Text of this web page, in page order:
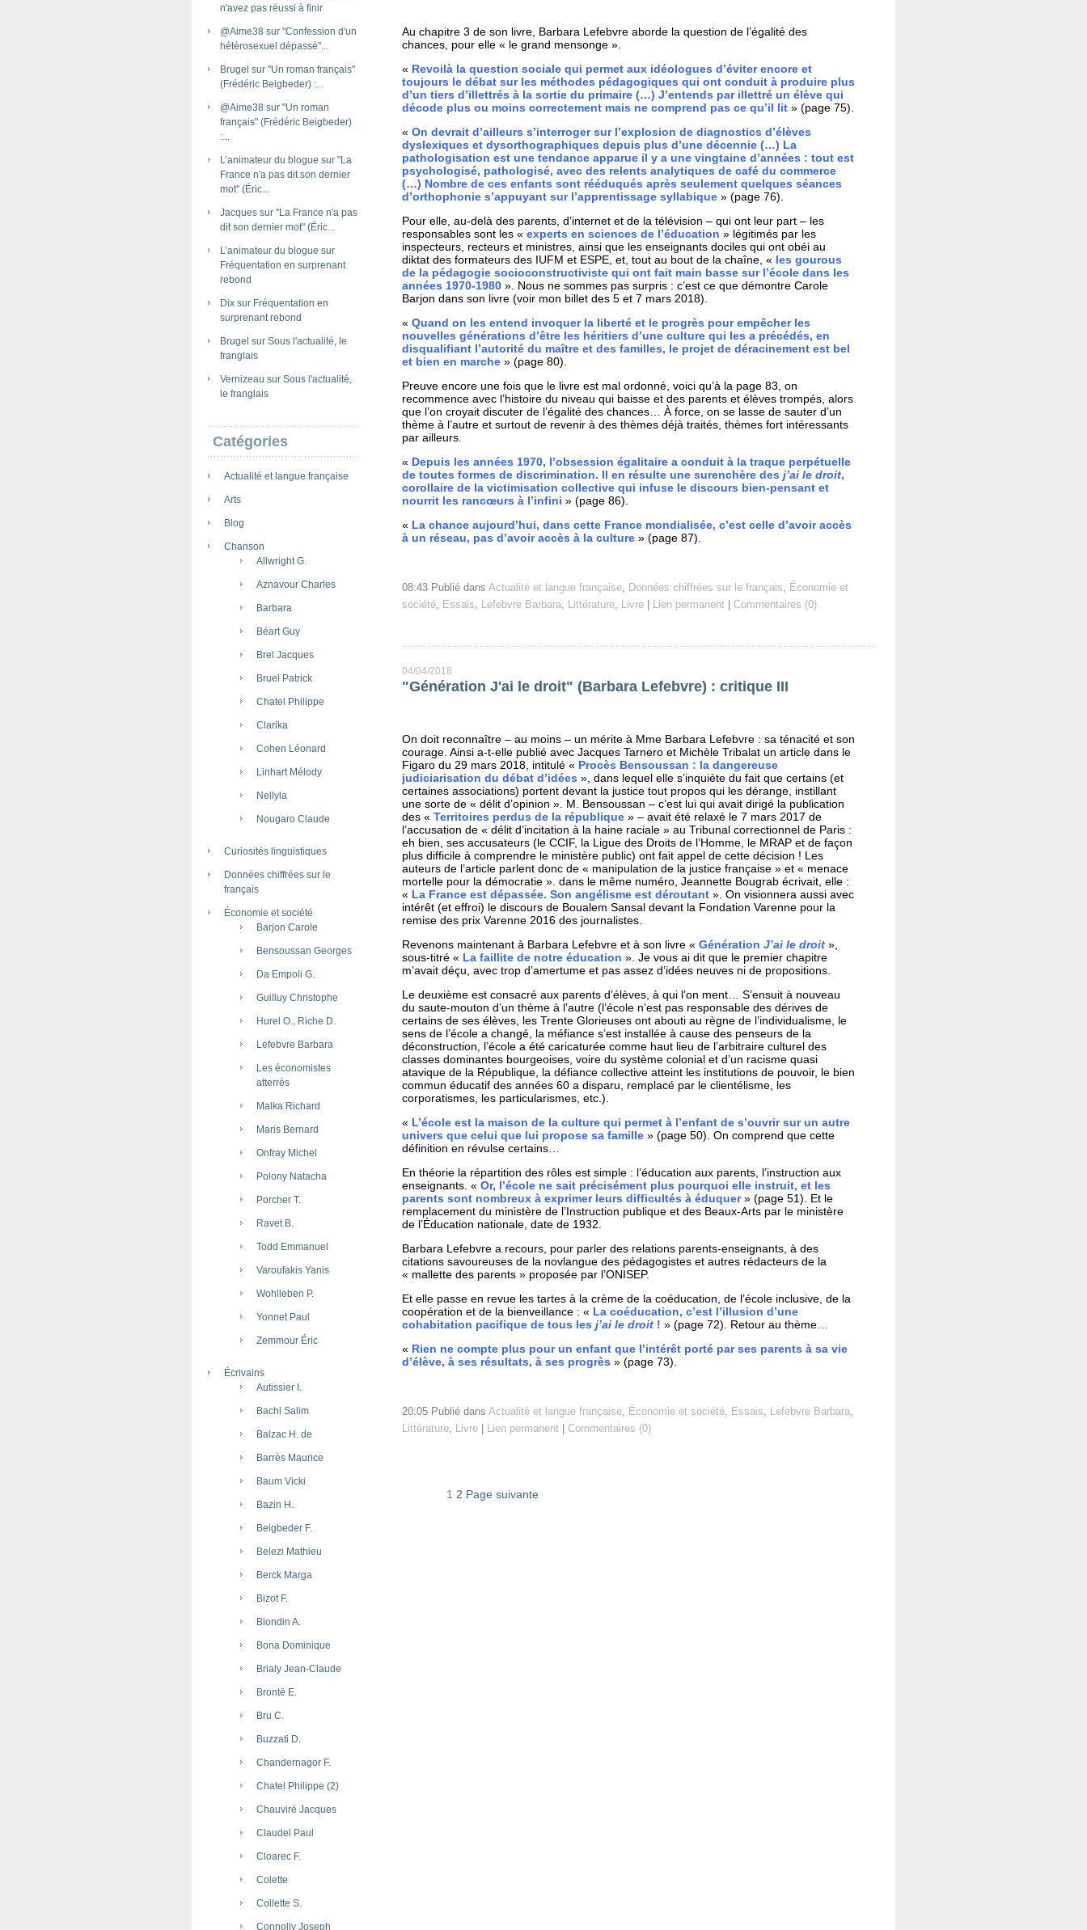
n'avez pas réussi à finir
@Aime38 sur "Confession d'un
hétérosexuel dépassé"...
Brugel sur "Un roman français"
(Frédéric Beigbeder) :...
@Aime38 sur "Un roman
français" (Frédéric Beigbeder)
:...
L’animateur du blogue sur "La
France n'a pas dit son dernier
mot" (Éric...
Jacques sur "La France n'a pas
dit son dernier mot" (Éric...
L’animateur du blogue sur
Fréquentation en surprenant
rebond
Dix sur Fréquentation en
surprenant rebond
Brugel sur Sous l'actualité, le
franglais
Vernizeau sur Sous l'actualité,
le franglais
Catégories
Actualité et langue française
Arts
Blog
Chanson
Allwright G.
Aznavour Charles
Barbara
Béart Guy
Brel Jacques
Bruel Patrick
Chatel Philippe
Clarika
Cohen Léonard
Linhart Mélody
Nellyla
Nougaro Claude
Curiosités linguistiques
Données chiffrées sur le
français
Économie et société
Barjon Carole
Bensoussan Georges
Da Empoli G.
Guilluy Christophe
Hurel O., Riche D.
Lefebvre Barbara
Les économistes
atterrés
Malka Richard
Maris Bernard
Onfray Michel
Polony Natacha
Porcher T.
Ravet B.
Todd Emmanuel
Varoufakis Yanis
Wohlleben P.
Yonnet Paul
Zemmour Éric
Écrivains
Autissier I.
Bachi Salim
Balzac H. de
Barrès Maurice
Baum Vicki
Bazin H.
Beigbeder F.
Belezi Mathieu
Berck Marga
Bizot F.
Blondin A.
Bona Dominique
Brialy Jean-Claude
Brontë E.
Bru C.
Buzzati D.
Chandernagor F.
Chatel Philippe (2)
Chauviré Jacques
Claudel Paul
Cloarec F.
Colette
Collette S.
Connolly Joseph
Au chapitre 3 de son livre, Barbara Lefebvre aborde la question de l’égalité des
chances, pour elle « le grand mensonge ».
« Revoilà la question sociale qui permet aux idéologues d’éviter encore et
toujours le débat sur les méthodes pédagogiques qui ont conduit à produire plus
d’un tiers d’illettrés à la sortie du primaire (…) J’entends par illettré un élève qui
décode plus ou moins correctement mais ne comprend pas ce qu’il lit » (page 75).
« On devrait d’ailleurs s’interroger sur l’explosion de diagnostics d’élèves
dyslexiques et dysorthographiques depuis plus d’une décennie (…) La
pathologisation est une tendance apparue il y a une vingtaine d’années : tout est
psychologisé, pathologisé, avec des relents analytiques de café du commerce
(…) Nombre de ces enfants sont rééduqués après seulement quelques séances
d’orthophonie s’appuyant sur l’apprentissage syllabique » (page 76).
Pour elle, au-delà des parents, d’internet et de la télévision – qui ont leur part – les
responsables sont les « experts en sciences de l’éducation » légitimés par les
inspecteurs, recteurs et ministres, ainsi que les enseignants dociles qui ont obéi au
diktat des formateurs des IUFM et ESPE, et, tout au bout de la chaîne, « les gourous
de la pédagogie socioconstructiviste qui ont fait main basse sur l’école dans les
années 1970-1980 ». Nous ne sommes pas surpris : c’est ce que démontre Carole
Barjon dans son livre (voir mon billet des 5 et 7 mars 2018).
« Quand on les entend invoquer la liberté et le progrès pour empêcher les
nouvelles générations d’être les héritiers d’une culture qui les a précédés, en
disqualifiant l’autorité du maître et des familles, le projet de déracinement est bel
et bien en marche » (page 80).
Preuve encore une fois que le livre est mal ordonné, voici qu’à la page 83, on
recommence avec l’histoire du niveau qui baisse et des parents et élèves trompés, alors
que l’on croyait discuter de l’égalité des chances… À force, on se lasse de sauter d’un
thème à l’autre et surtout de revenir à des thèmes déjà traités, thèmes fort intéressants
par ailleurs.
« Depuis les années 1970, l’obsession égalitaire a conduit à la traque perpétuelle
de toutes formes de discrimination. Il en résulte une surenchère des j’ai le droit,
corollaire de la victimisation collective qui infuse le discours bien-pensant et
nourrit les rancœurs à l’infini » (page 86).
« La chance aujourd’hui, dans cette France mondialisée, c’est celle d’avoir accès
à un réseau, pas d’avoir accès à la culture » (page 87).
08:43 Publié dans Actualité et langue française, Données chiffrées sur le français, Économie et
société, Essais, Lefebvre Barbara, Littérature, Livre Lien permanent Commentaires (0)
04/04/2018
"Génération J'ai le droit" (Barbara Lefebvre) : critique III
On doit reconnaître – au moins – un mérite à Mme Barbara Lefebvre : sa ténacité et son
courage. Ainsi a-t-elle publié avec Jacques Tarnero et Michèle Tribalat un article dans le
Figaro du 29 mars 2018, intitulé « Procès Bensoussan : la dangereuse
judiciarisation du débat d’idées », dans lequel elle s’inquiète du fait que certains (et
certaines associations) portent devant la justice tout propos qui les dérange, instillant
une sorte de « délit d’opinion ». M. Bensoussan – c’est lui qui avait dirigé la publication
des « Territoires perdus de la république » – avait été relaxé le 7 mars 2017 de
l’accusation de « délit d’incitation à la haine raciale » au Tribunal correctionnel de Paris :
eh bien, ses accusateurs (le CCIF, la Ligue des Droits de l’Homme, le MRAP et de façon
plus difficile à comprendre le ministère public) ont fait appel de cette décision ! Les
auteurs de l’article parlent donc de « manipulation de la justice française » et « menace
mortelle pour la démocratie ». dans le même numéro, Jeannette Bougrab écrivait, elle :
« La France est dépassée. Son angélisme est déroutant ». On visionnera aussi avec
intérêt (et effroi) le discours de Boualem Sansal devant la Fondation Varenne pour la
remise des prix Varenne 2016 des journalistes.
Revenons maintenant à Barbara Lefebvre et à son livre « Génération J’ai le droit »,
sous-titré « La faillite de notre éducation ». Je vous ai dit que le premier chapitre
m’avait déçu, avec trop d’amertume et pas assez d’idées neuves ni de propositions.
Le deuxième est consacré aux parents d’élèves, à qui l’on ment… S’ensuit à nouveau
du saute-mouton d’un thème à l’autre (l’école n’est pas responsable des dérives de
certains de ses élèves, les Trente Glorieuses ont abouti au règne de l’individualisme, le
sens de l’école a changé, la méfiance s’est installée à cause des penseurs de la
déconstruction, l’école a été caricaturée comme haut lieu de l’arbitraire culturel des
classes dominantes bourgeoises, voire du système colonial et d’un racisme quasi
atavique de la République, la défiance collective atteint les institutions de pouvoir, le bien
commun éducatif des années 60 a disparu, remplacé par le clientélisme, les
corporatismes, les particularismes, etc.).
« L’école est la maison de la culture qui permet à l’enfant de s’ouvrir sur un autre
univers que celui que lui propose sa famille » (page 50). On comprend que cette
définition en révulse certains…
En théorie la répartition des rôles est simple : l’éducation aux parents, l’instruction aux
enseignants. « Or, l’école ne sait précisément plus pourquoi elle instruit, et les
parents sont nombreux à exprimer leurs difficultés à éduquer» (page 51). Et le
remplacement du ministère de l’Instruction publique et des Beaux-Arts par le ministère
de l’Éducation nationale, date de 1932.
Barbara Lefebvre a recours, pour parler des relations parents-enseignants, à des
citations savoureuses de la novlangue des pédagogistes et autres rédacteurs de la
« mallette des parents » proposée par l’ONISEP.
Et elle passe en revue les tartes à la crème de la coéducation, de l’école inclusive, de la
coopération et de la bienveillance : « La coéducation, c’est l’illusion d’une
cohabitation pacifique de tous les j’ai le droit ! » (page 72). Retour au thème…
« Rien ne compte plus pour un enfant que l’intérêt porté par ses parents à sa vie
d’élève, à ses résultats, à ses progrès » (page 73).
20:05 Publié dans Actualité et langue française, Économie et société, Essais, Lefebvre Barbara,
Littérature, Livre Lien permanent Commentaires (0)
1 2 Page suivante